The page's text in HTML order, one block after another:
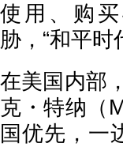
使用、购
胁，“和平时
在美国内部
克・特纳（
国优先，一